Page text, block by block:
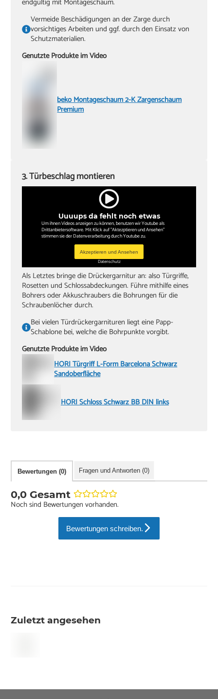
Vermeide Beschädigungen an der Zarge durch
vorsichtiges Arbeiten und ggf. durch den Einsatz von
Schutzmaterialien.
Genutzte Produkte im Video
beko Montageschaum 2-K Zargenschaum
Premium
Uuuups da fehlt noch etwas
Um ihnen Videos anzeigen zu können, benutzen wir Youtube als
Drittanbietersoftware. Mit Klick auf "Aktezptieren und Ansehen"
stimmen sie der Datenverarbeitung durch Youtube zu.
Akzeptieren und Ansehen
Datenschutz
3. Türbeschlag montieren
Als Letztes bringe die Drückergarnitur an: also Türgriffe,
Rosetten und Schlossabdeckungen. Führe mithilfe eines
Bohrers oder Akkuschraubers die Bohrungen für die
Schraubenlöcher durch.
Bei vielen Türdrückergarnituren liegt eine Papp-
Schablone bei, welche die Bohrpunkte vorgibt.
Genutzte Produkte im Video
HORI Türgriff L-Form Barcelona Schwarz
Sandoberfläche
HORI Schloss Schwarz BB DIN links
Bewertungen (0) Fragen und Antworten (0)
0,0 Gesamt
Noch sind Bewertungen vorhanden.
Bewertungen schreiben.
Zuletzt angesehen